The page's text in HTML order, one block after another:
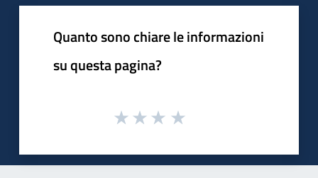
Quanto sono chiare le informazioni
su questa pagina?